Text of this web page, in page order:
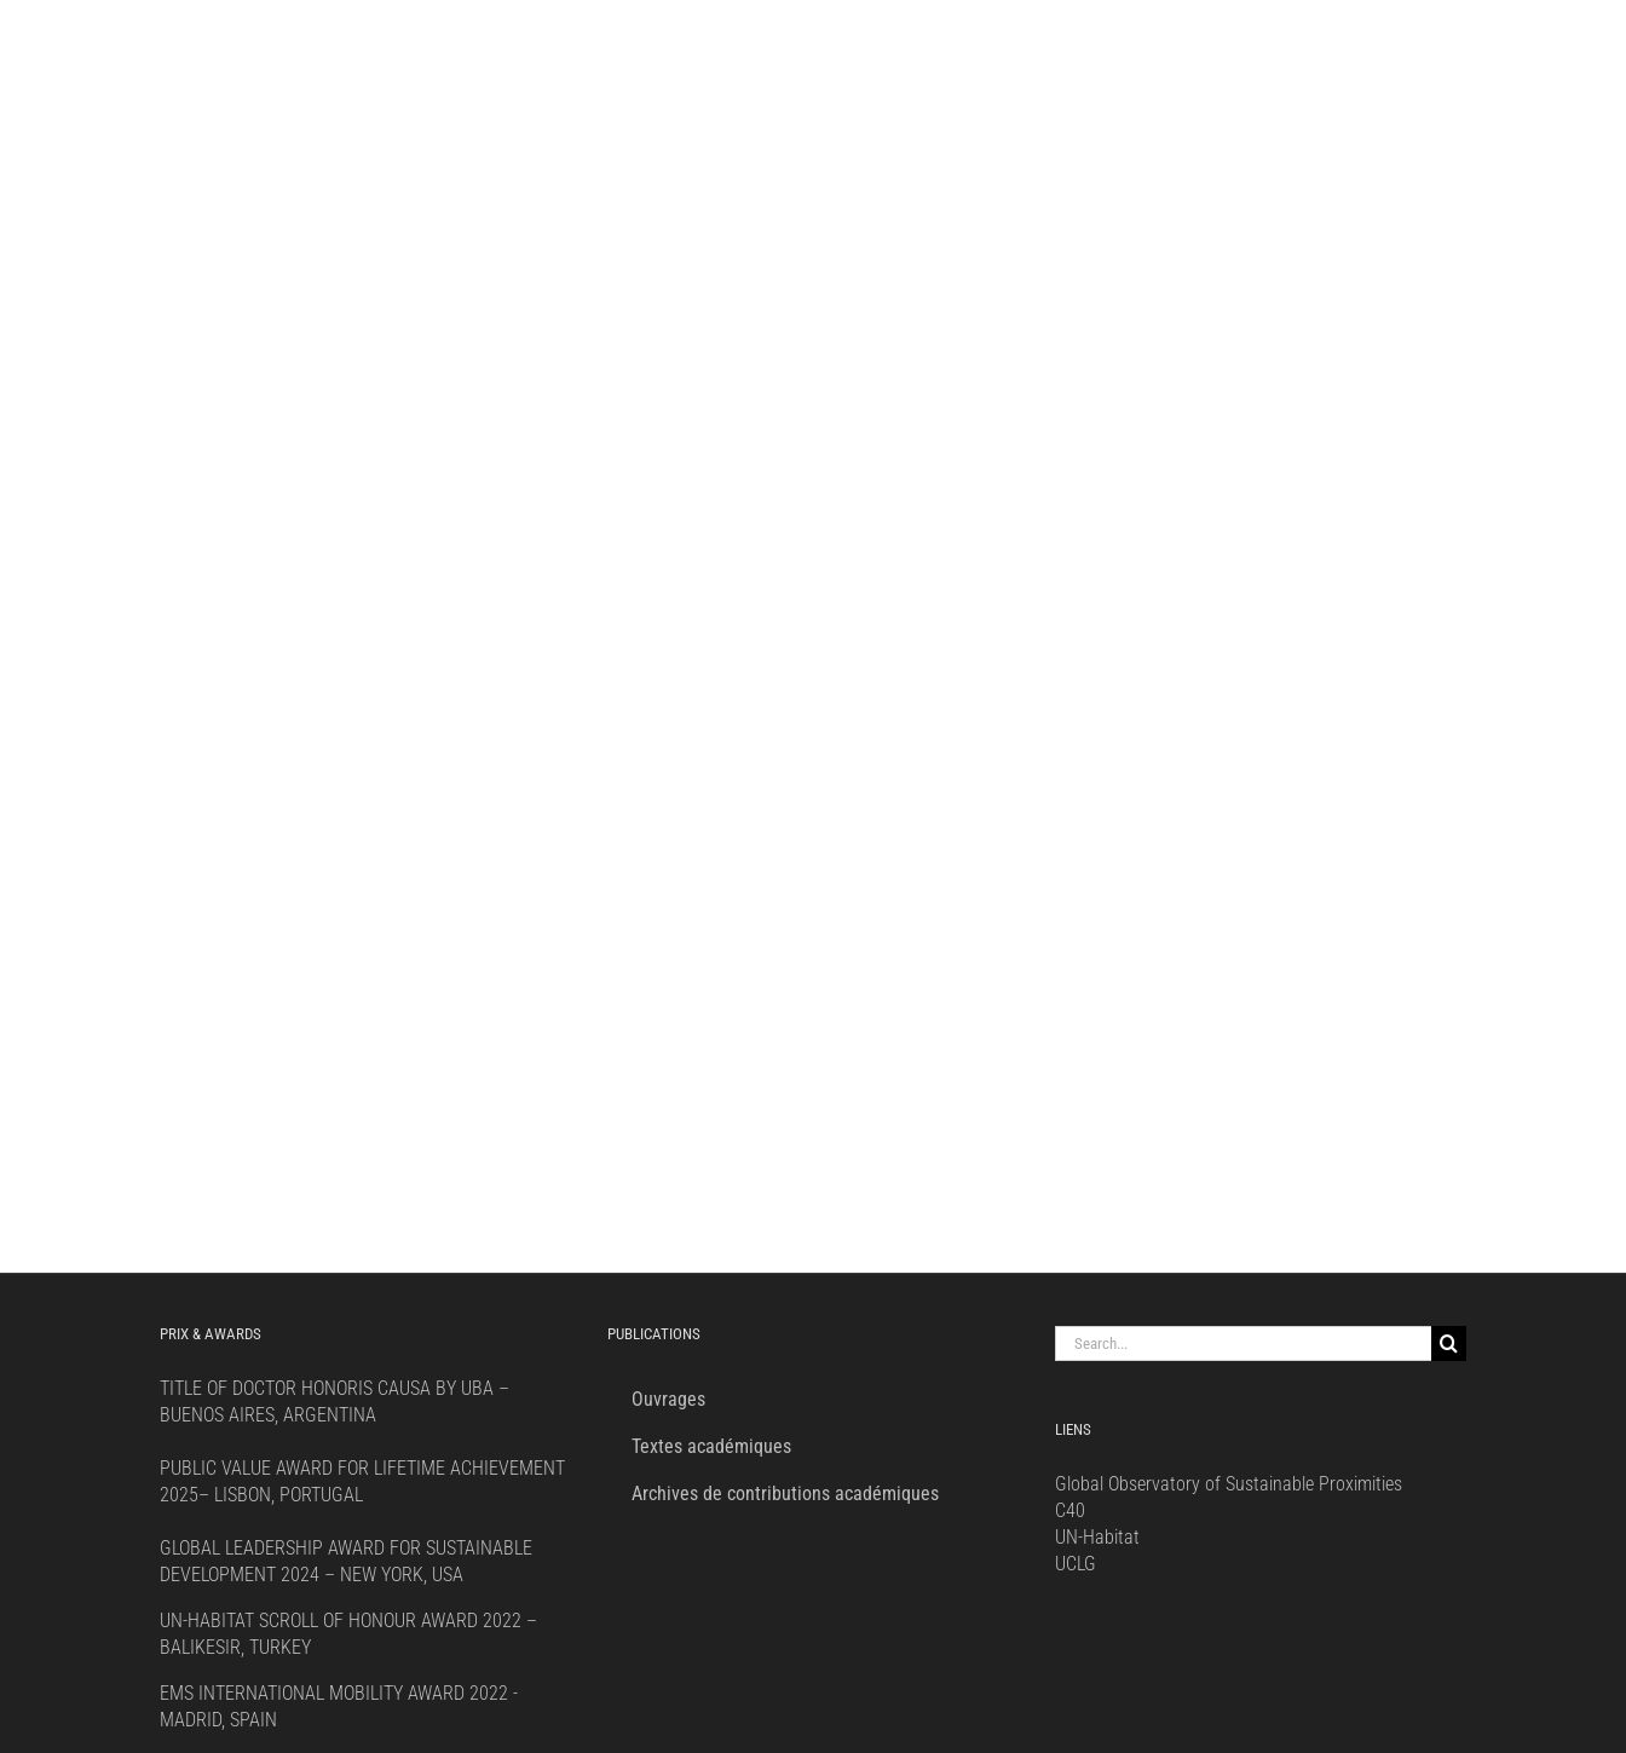
PRIX & AWARDS
TITLE OF DOCTOR HONORIS CAUSA BY UBA –
BUENOS AIRES, ARGENTINA
PUBLIC VALUE AWARD FOR LIFETIME ACHIEVEMENT
2025– LISBON, PORTUGAL
GLOBAL LEADERSHIP AWARD FOR SUSTAINABLE
DEVELOPMENT 2024 – NEW YORK, USA
UN-HABITAT SCROLL OF HONOUR AWARD 2022 –
BALIKESIR, TURKEY
EMS INTERNATIONAL MOBILITY AWARD 2022 -
MADRID, SPAIN
PUBLICATIONS
Ouvrages
Textes académiques
Archives de contributions académiques
Search
for:
LIENS
Global Observatory of Sustainable Proximities
C40
UN-Habitat
UCLG